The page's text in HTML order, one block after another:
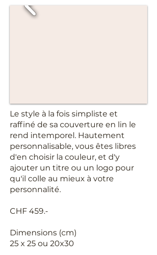
Le style à la fois simpliste et
raffiné de sa couverture en lin le
rend intemporel. Hautement
personnalisable, vous êtes libres
d'en choisir la couleur, et d'y
ajouter un titre ou un logo pour
qu'il colle au mieux à votre
personnalité.
CHF 459.-
Dimensions (cm)
25 x 25 ou 20x30